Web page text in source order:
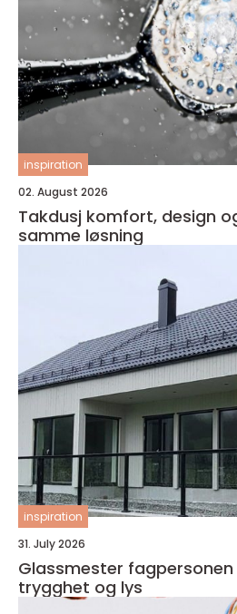
inspiration
02. August 2026
Takdusj komfort, design og funksjon i
samme løsning
inspiration
31. July 2026
Glassmester fagpersonen som gir hjemmet
trygghet og lys